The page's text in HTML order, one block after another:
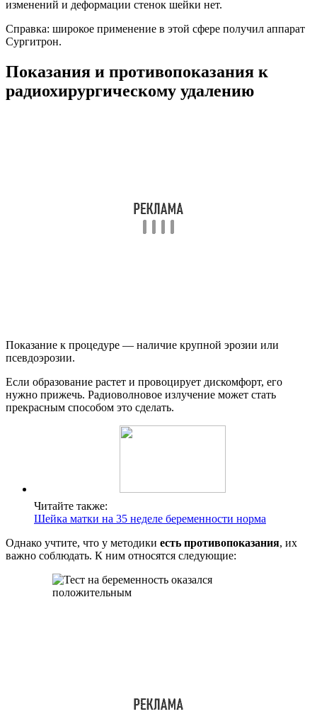
изменений и деформации стенок шейки нет.
Справка: широкое применение в этой сфере получил аппарат
Сургитрон.
Показания и противопоказания к
радиохирургическому удалению
Показание к процедуре — наличие крупной эрозии или
псевдоэрозии.
Если образование растет и провоцирует дискомфорт, его
нужно прижечь. Радиоволновое излучение может стать
прекрасным способом это сделать.
Читайте также:
Шейка матки на 35 неделе беременности норма
Однако учтите, что у методики есть противопоказания, их
важно соблюдать. К ним относятся следующие: